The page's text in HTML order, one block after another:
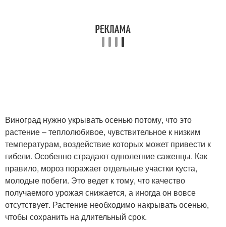
Виноград нужно укрывать осенью потому, что это
растение – теплолюбивое, чувствительное к низким
температурам, воздействие которых может привести к
гибели. Особенно страдают однолетние саженцы. Как
правило, мороз поражает отдельные участки куста,
молодые побеги. Это ведет к тому, что качество
получаемого урожая снижается, а иногда он вовсе
отсутствует. Растение необходимо накрывать осенью,
чтобы сохранить на длительный срок.